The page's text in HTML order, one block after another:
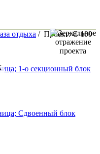
отдыха / Проект: C-100